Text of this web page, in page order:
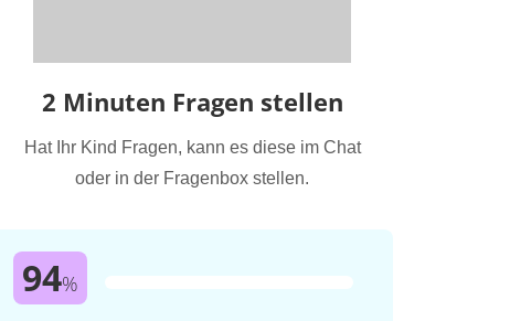
2 Minuten Fragen stellen
Hat Ihr Kind Fragen, kann es diese im Chat
oder in der Fragenbox stellen.
94%